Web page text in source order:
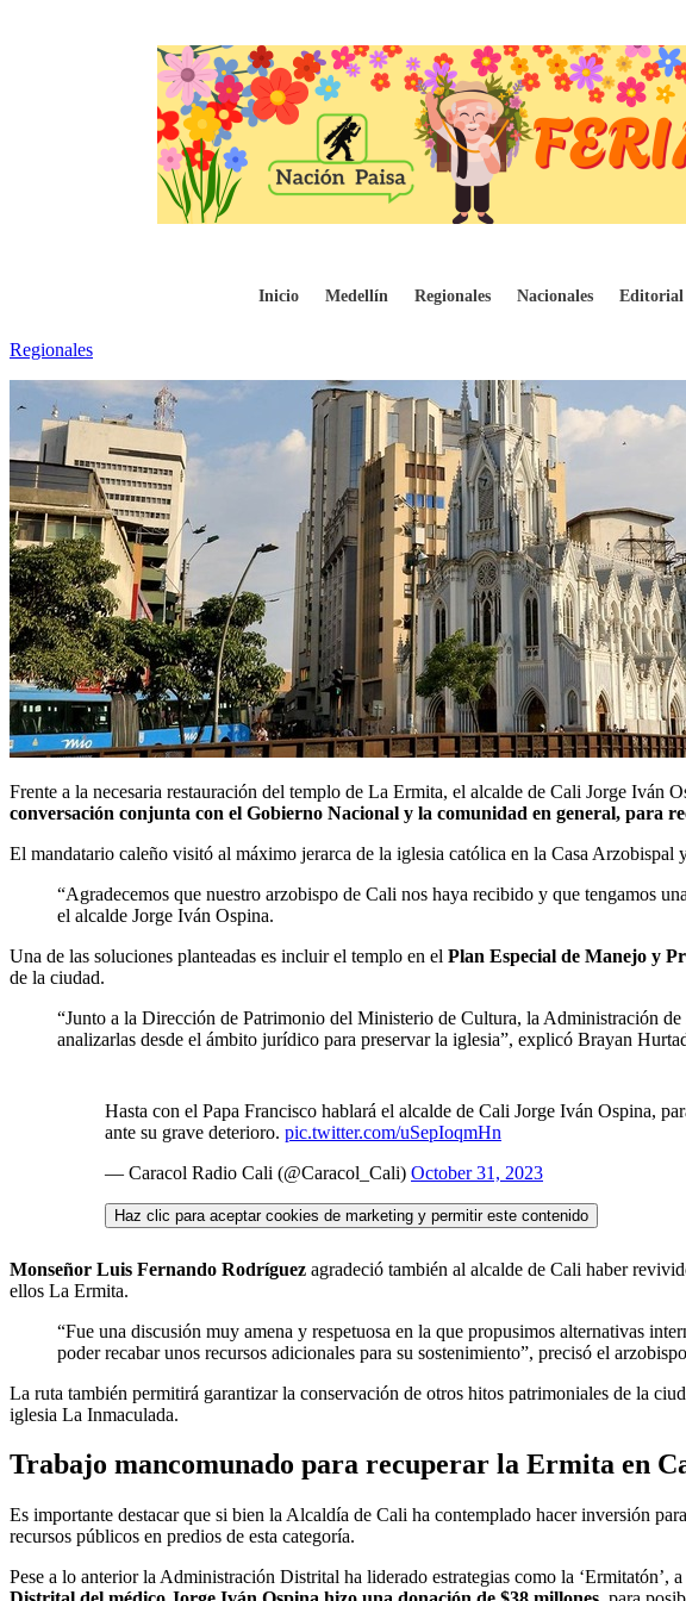
Inicio Medellín Regionales Nacionales Editorial
En Cali buscan soluciones para recuperar La Ermita
Regionales
Frente a la necesaria restauración del templo de La Ermita, el alcalde de Cali Jorge
conversación conjunta con el Gobierno Nacional y la comunidad en general, para
El mandatario caleño visitó al máximo jerarca de la iglesia católica en la Casa Arzobispal
“Agradecemos que nuestro arzobispo de Cali nos haya recibido y que tengamos
el alcalde Jorge Iván Ospina.
Una de las soluciones planteadas es incluir el templo en el Plan Especial de Manejo y
de la ciudad.
“Junto a la Dirección de Patrimonio del Ministerio de Cultura, la Administración
analizarlas desde el ámbito jurídico para preservar la iglesia”, explicó Brayan
Hasta con el Papa Francisco hablará el alcalde de Cali Jorge Iván Ospina,
ante su grave deterioro. pic.twitter.com/uSepIoqmHn
— Caracol Radio Cali (@Caracol_Cali) October 31, 2023
Haz clic para aceptar cookies de marketing y permitir este contenido
Monseñor Luis Fernando Rodríguez agradeció también al alcalde de Cali haber
ellos La Ermita.
“Fue una discusión muy amena y respetuosa en la que propusimos alternativas
poder recabar unos recursos adicionales para su sostenimiento”, precisó el
La ruta también permitirá garantizar la conservación de otros hitos patrimoniales de la
iglesia La Inmaculada.
Trabajo mancomunado para recuperar la Ermita en
Es importante destacar que si bien la Alcaldía de Cali ha contemplado hacer inversión
recursos públicos en predios de esta categoría.
Pese a lo anterior la Administración Distrital ha liderado estrategias como la ‘Ermitatón’,